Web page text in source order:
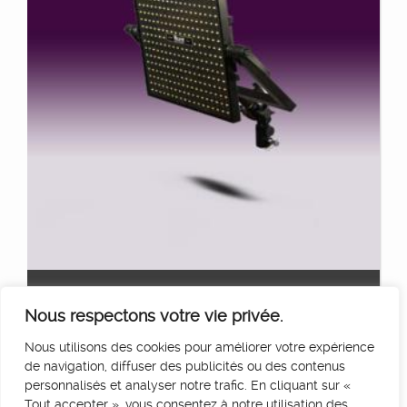
Nous respectons votre vie privée.
Nous utilisons des cookies pour améliorer votre expérience
de navigation, diffuser des publicités ou des contenus
personnalisés et analyser notre trafic. En cliquant sur «
50€ HT/Jour